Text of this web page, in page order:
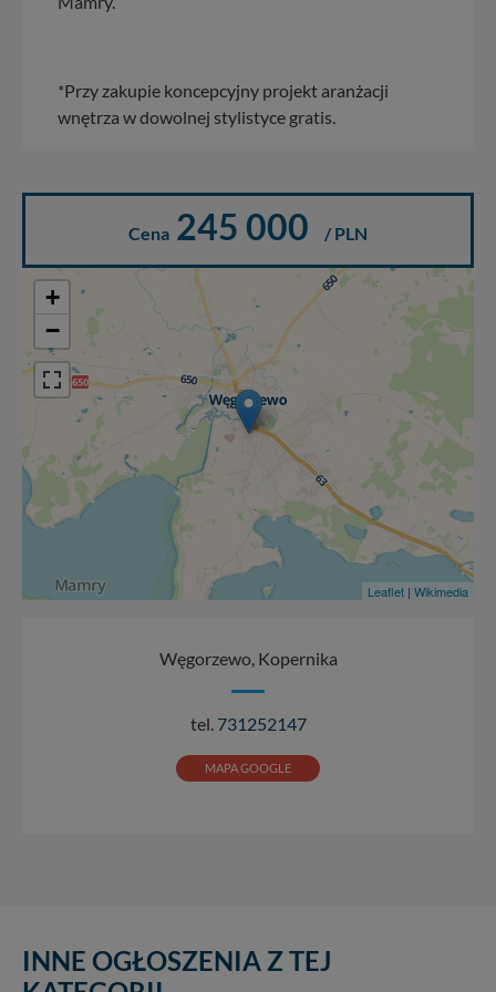
*Przy zakupie koncepcyjny projekt aranżacji
wnętrza w dowolnej stylistyce gratis.
Cena 245 000 / PLN
+
−
Leaflet | Wikimedia
Węgorzewo, Kopernika
tel. 731252147
MAPA GOOGLE
INNE OGŁOSZENIA Z TEJ